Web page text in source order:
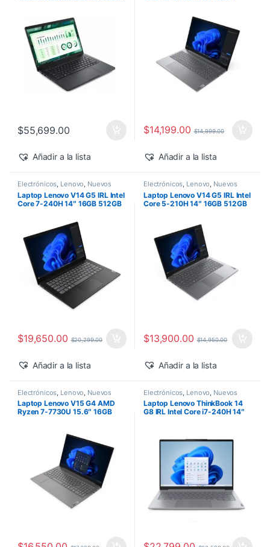
$55,699.00
Añadir a la lista
$14,199.00 $14,999.00
Añadir a la lista
Electrónicos Lenovo Nuevos
Laptop Lenovo V14 G5 IRL Intel
Core 7-240H 14″ 16GB 512GB
$19,650.00 $20,299.00
Añadir a la lista
Electrónicos Lenovo Nuevos
Laptop Lenovo V14 G5 IRL Intel
Core 5-210H 14″ 16GB 512GB
$13,900.00 $14,950.00
Añadir a la lista
Electrónicos Lenovo Nuevos
Productos
Laptop Lenovo V15 G4 AMD
Ryzen 7-7730U 15.6″ 16GB
Electrónicos Lenovo Nuevos
Productos
Laptop Lenovo ThinkBook 14
G8 IRL Intel Core i7-240H 14″